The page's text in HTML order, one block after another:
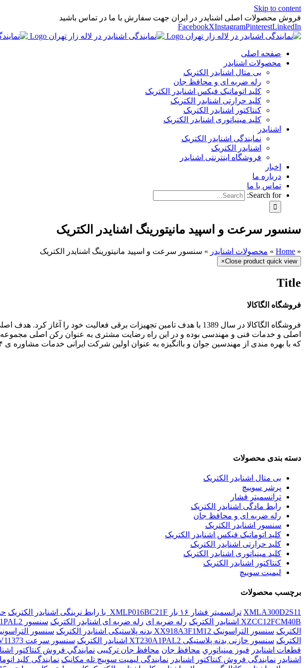
Skip to content
فروش محصولات اصلی اشنایدر در ایران جهت سفارش با ما در تماس باشید
FacebookXInstagramPinterestLinkedIn
صفحه اصلی
محصولات اشنایدر
بی متال اشنایدر الکتریک
رله ضربه ای و محافظ جان
کلید اتوماتیک فیکس اشنایدر الکتریک
کلید حرارتی اشنایدر الکتریک
کنتاکتور اشنایدر الکتریک
کلید مينياتوری اشنایدر الکتریک
اشنایدر
نمایندگی اشنایدر الکتریک
اشنایدر الکتریک
فروشگاه اینترنتی اشنایدر
اخبار
درباره ما
تماس با ما
Search for:
سنسور سرعت و اسپید مانیتورینگ اشنایدر الکتریک
«
Home
» محصولات اشنایدر » سنسور سرعت و اسپید مانیتورینگ اشنایدر الکتریک
دسته بندی محصولات
بی متال اشنایدر الکتریک
پرشر سوییچ
ترانسمیتر فشار
رابط مادگی اشنایدر الکتریک
رله ضربه ای و محافظ جان
سنسور اشنایدر الکتریک
کلید اتوماتیک فیکس اشنایدر الکتریک
کلید حرارتی اشنایدر الکتریک
کلید مينياتوری اشنایدر الکتریک
کنتاکتور اشنایدر الکتریک
لیمیت سوییچ
برچسب محصولات
XMLA300D2S11 ترانسمیتر فشار ۱۶ بار XMLP016BC21F با رابط نرینگی اشنایدر الکتریک
XZCC12FCM40B اشنایدر الکتریک
رله ضربه ای رله ضربه ای اشنایدر الکتریک سنسور XT230A1PAL2 تله مکانیک
الکتریک سنسور التراسونیک XX918A3F1M12 بدنه پلاستیکی اشنایدر الکتریک سنسور
الکتریک سنسور خازنی بدنه پلاستیکی XT230A1PAL2 اشنایدر الکتریک سنسور سرعت XSAV11373 اشنایدر الکتریک
قطعات اشنايدر فيوز مينياتوري محافظ جان محافظ جان ترکیبی نمايندگي فروش کنتاکتور
اشنایدر نمایندگی فروش کنتاکتور اشنایدر نمایندگی لیمیت سوییچ تله مکانیک نمایندگی کلید
Close product quick view
×
Title
فروشگاه الگاکالا
فروشگاه الگاکالا در سال 1389 با هدف تامین تجهیزات برقی فعالیت خود
اصلی و خدمات فنی و مهندسی بوده و در این راه رضایت مشتری به عنوان رکن اصلی مجموعه
که با بهره مندی از مهندسین جوان و باانگیزه به عنوان اولین شرکت ایرانی خدمات مشاوره ی ۲۴ ساعته را به مشتریان عزیز ارائه می نماییم.